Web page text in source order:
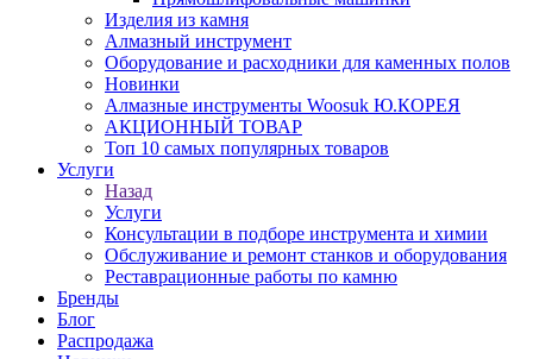
Изделия из камня
Алмазный инструмент
Оборудование и расходники для каменных полов
Новинки
Алмазные инструменты Woosuk Ю.КОРЕЯ
АКЦИОННЫЙ ТОВАР
Топ 10 самых популярных товаров
Услуги
Назад
Услуги
Консультации в подборе инструмента и химии
Обслуживание и ремонт станков и оборудования
Реставрационные работы по камню
Бренды
Блог
Распродажа